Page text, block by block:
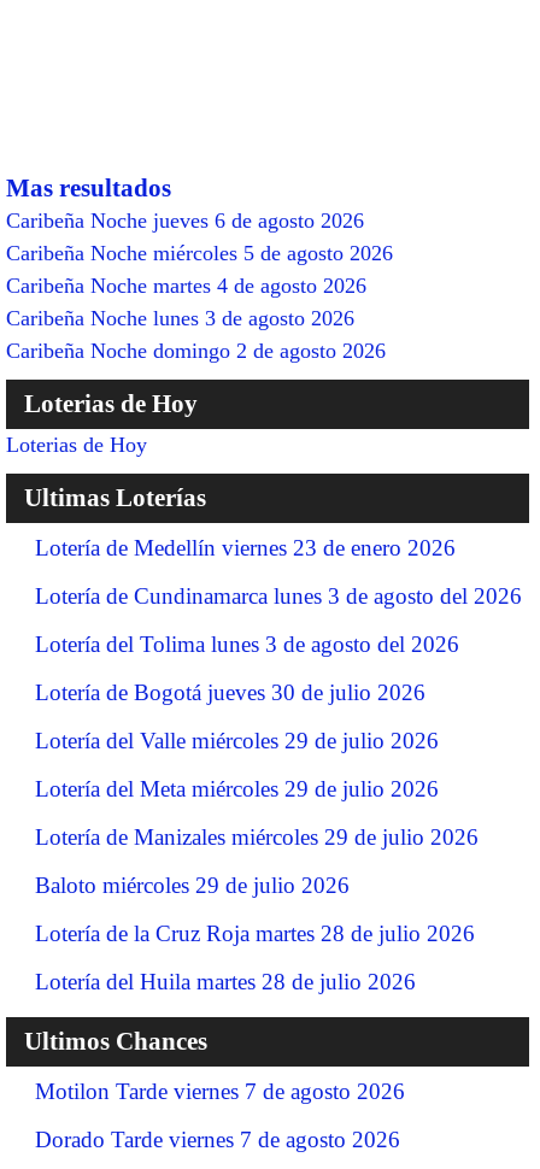
Mas resultados
Caribeña Noche jueves 6 de agosto 2026
Caribeña Noche miércoles 5 de agosto 2026
Caribeña Noche martes 4 de agosto 2026
Caribeña Noche lunes 3 de agosto 2026
Caribeña Noche domingo 2 de agosto 2026
Loterias de Hoy
Loterias de Hoy
Ultimas Loterías
Lotería de Medellín viernes 23 de enero 2026
Lotería de Cundinamarca lunes 3 de agosto del 2026
Lotería del Tolima lunes 3 de agosto del 2026
Lotería de Bogotá jueves 30 de julio 2026
Lotería del Valle miércoles 29 de julio 2026
Lotería del Meta miércoles 29 de julio 2026
Lotería de Manizales miércoles 29 de julio 2026
Baloto miércoles 29 de julio 2026
Lotería de la Cruz Roja martes 28 de julio 2026
Lotería del Huila martes 28 de julio 2026
Ultimos Chances
Motilon Tarde viernes 7 de agosto 2026
Dorado Tarde viernes 7 de agosto 2026